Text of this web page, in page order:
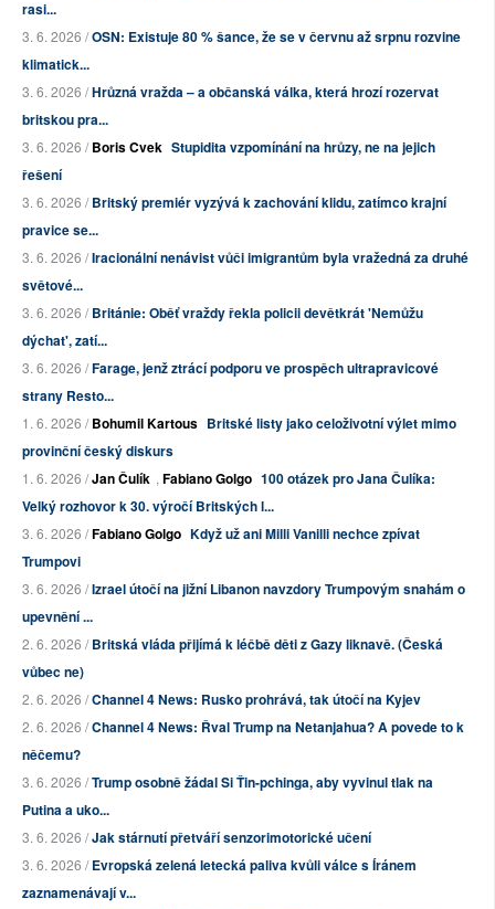
rasi...
3. 6. 2026 /OSN: Existuje 80 % šance, že se v červnu až srpnu rozvine
klimatick...
3. 6. 2026 /Hrůzná vražda – a občanská válka, která hrozí rozervat
britskou pra...
3. 6. 2026 /Boris Cvek Stupidita vzpomínání na hrůzy, ne na jejich
řešení
3. 6. 2026 /Britský premiér vyzývá k zachování klidu, zatímco krajní
pravice se...
3. 6. 2026 /Iracionální nenávist vůči imigrantům byla vražedná za druhé
světové...
3. 6. 2026 /Británie: Oběť vraždy řekla policii devětkrát 'Nemůžu
dýchat', zatí...
3. 6. 2026 /Farage, jenž ztrácí podporu ve prospěch ultrapravicové
strany Resto...
1. 6. 2026 /Bohumil Kartous Britské listy jako celoživotní výlet mimo
provinční český diskurs
1. 6. 2026 /Jan Čulík , Fabiano Golgo 100 otázek pro Jana Čulíka:
Velký rozhovor k 30. výročí Britských l...
3. 6. 2026 /Fabiano Golgo Když už ani Milli Vanilli nechce zpívat
Trumpovi
3. 6. 2026 /Izrael útočí na jižní Libanon navzdory Trumpovým snahám o
upevnění ...
2. 6. 2026 /Britská vláda přijímá k léčbě děti z Gazy liknavě. (Česká
vůbec ne)
2. 6. 2026 /Channel 4 News: Rusko prohrává, tak útočí na Kyjev
2. 6. 2026 /Channel 4 News: Řval Trump na Netanjahua? A povede to k
něčemu?
3. 6. 2026 /Trump osobně žádal Si Ťin-pchinga, aby vyvinul tlak na
Putina a uko...
3. 6. 2026 /Jak stárnutí přetváří senzorimotorické učení
3. 6. 2026 /Evropská zelená letecká paliva kvůli válce s Íránem
zaznamenávají v...